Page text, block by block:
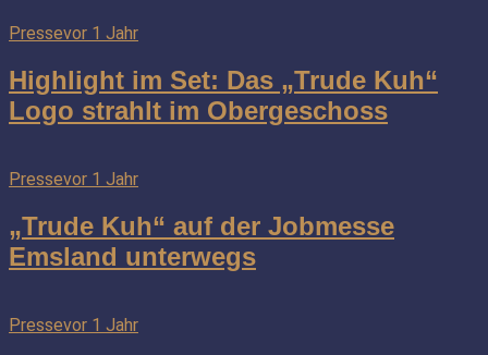
Pressevor 1 Jahr
Highlight im Set: Das „Trude Kuh“
Logo strahlt im Obergeschoss
Pressevor 1 Jahr
„Trude Kuh“ auf der Jobmesse
Emsland unterwegs
Pressevor 1 Jahr